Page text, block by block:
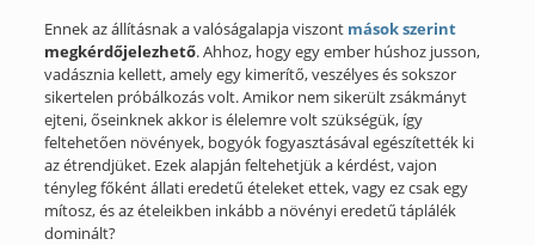
Ennek az állításnak a valóságalapja viszont mások szerint
megkérdőjelezhető. Ahhoz, hogy egy ember húshoz jusson,
vadásznia kellett, amely egy kimerítő, veszélyes és sokszor
sikertelen próbálkozás volt. Amikor nem sikerült zsákmányt
ejteni, őseinknek akkor is élelemre volt szükségük, így
feltehetően növények, bogyók fogyasztásával egészítették ki
az étrendjüket. Ezek alapján feltehetjük a kérdést, vajon
tényleg főként állati eredetű ételeket ettek, vagy ez csak egy
mítosz, és az ételeikben inkább a növényi eredetű táplálék
dominált?